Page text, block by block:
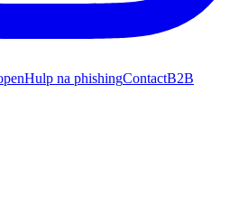
Hulp na phishingContactB2B